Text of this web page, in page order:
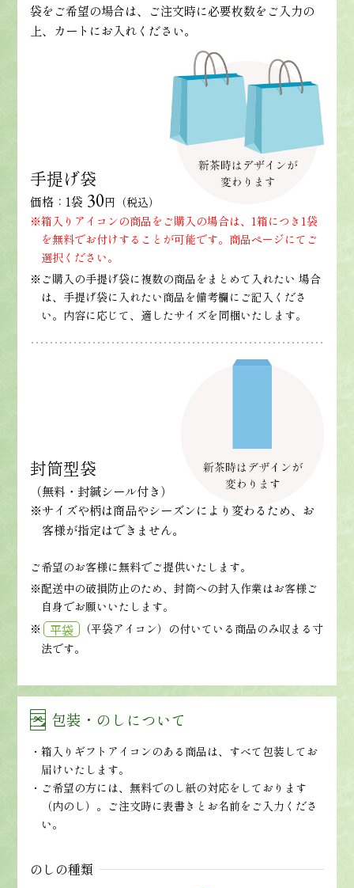
袋をご希望の場合は、ご注文時に必要枚数をご入力の
上、カートにお入れください。
手提げ袋
価格：1袋 30円（税込）
※箱入りアイコンの商品をご購入の場合は、1箱につき1袋
を無料でお付けすることが可能です。商品ページにてご
選択ください。
※ご購入の手提げ袋に複数の商品をまとめて入れたい 場合
は、手提げ袋に入れたい商品を備考欄にご記入くださ
い。内容に応じて、適したサイズを同梱いたします。
封筒型袋
（無料・封緘シール付き）
※サイズや柄は商品やシーズンにより変わるため、お
客様が指定はできません。
ご希望のお客様に無料でご提供いたします。
※配送中の破損防止のため、封筒への封入作業はお客様ご
自身でお願いいたします。
※
平袋
（平袋アイコン）の付いている商品のみ収まる寸
法です。
包装・のしについて
箱入りギフトアイコンのある商品は、すべて包装してお
届けいたします。
ご希望の方には、無料でのし紙の対応をしております
（内のし）。ご注文時に表書きとお名前をご入力くださ
い。
のしの種類